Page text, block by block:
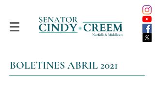
BOLETINES ABRIL 2021